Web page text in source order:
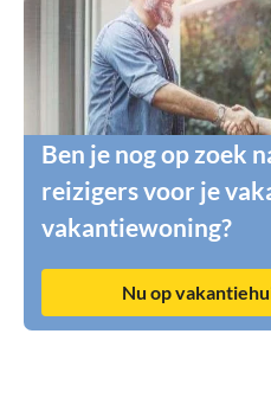
Ben je nog op zoek
reizigers voor je
vakantiewoning?
Nu op